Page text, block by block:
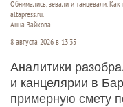
Обнимались, зевали и танцевали.
altapress.ru.
Анна Зайкова
8 августа 2026 в 13:35
Аналитики
и канцелярии в
примерную смету